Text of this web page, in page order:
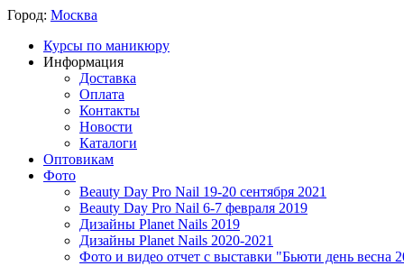
Город: Москва
Курсы по маникюру
Информация
Доставка
Оплата
Контакты
Новости
Каталоги
Оптовикам
Фото
Beauty Day Pro Nail 19-20 сентября 2021
Beauty Day Pro Nail 6-7 февраля 2019
Дизайны Planet Nails 2019
Дизайны Planet Nails 2020-2021
Фото и видео отчет с выставки "Бьюти день весна